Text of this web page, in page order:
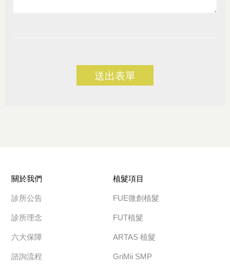
送出表單
關於我們
診所公告
診所理念
六大保障
諮詢流程
植髮項目
FUE微創植髮
FUT植髮
ARTAS 植髮
GriMii SMP